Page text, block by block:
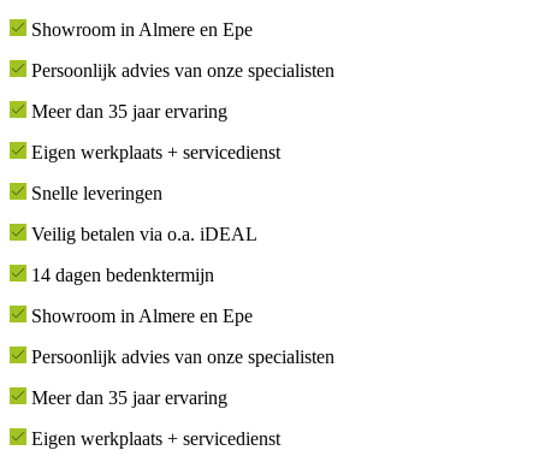
Showroom in Almere en Epe
Persoonlijk advies van onze specialisten
Meer dan 35 jaar ervaring
Eigen werkplaats + servicedienst
Snelle leveringen
Veilig betalen via o.a. iDEAL
14 dagen bedenktermijn
Showroom in Almere en Epe
Persoonlijk advies van onze specialisten
Meer dan 35 jaar ervaring
Eigen werkplaats + servicedienst